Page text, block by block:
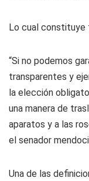
Lo cual constituye
“Si no podemos
transparentes y
la elección
una manera de
aparatos y a las
el senador
Una de las